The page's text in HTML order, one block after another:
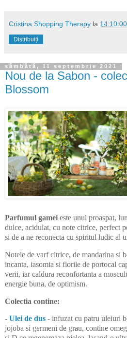
Cristina Shopping Therapy la 14:10:00
Distribuiți
sâmbătă, 11 septembrie 2021
Nou de la Sabon -
Blossom
Parfumul gamei este unul proaspat,
dulce, acidulat, cu note citrice, perfect
si de a ne reconecta cu spiritul ludic al
Notele de varf citrice, de mandarina si
incanta, iasomia si florile de portocal
verii, iar caldura reconfortanta a
energie buna, de optimism.
Colectia contine:
- Ulei de dus - infuzat cu patru uleiuri
jojoba si germeni de grau, contine